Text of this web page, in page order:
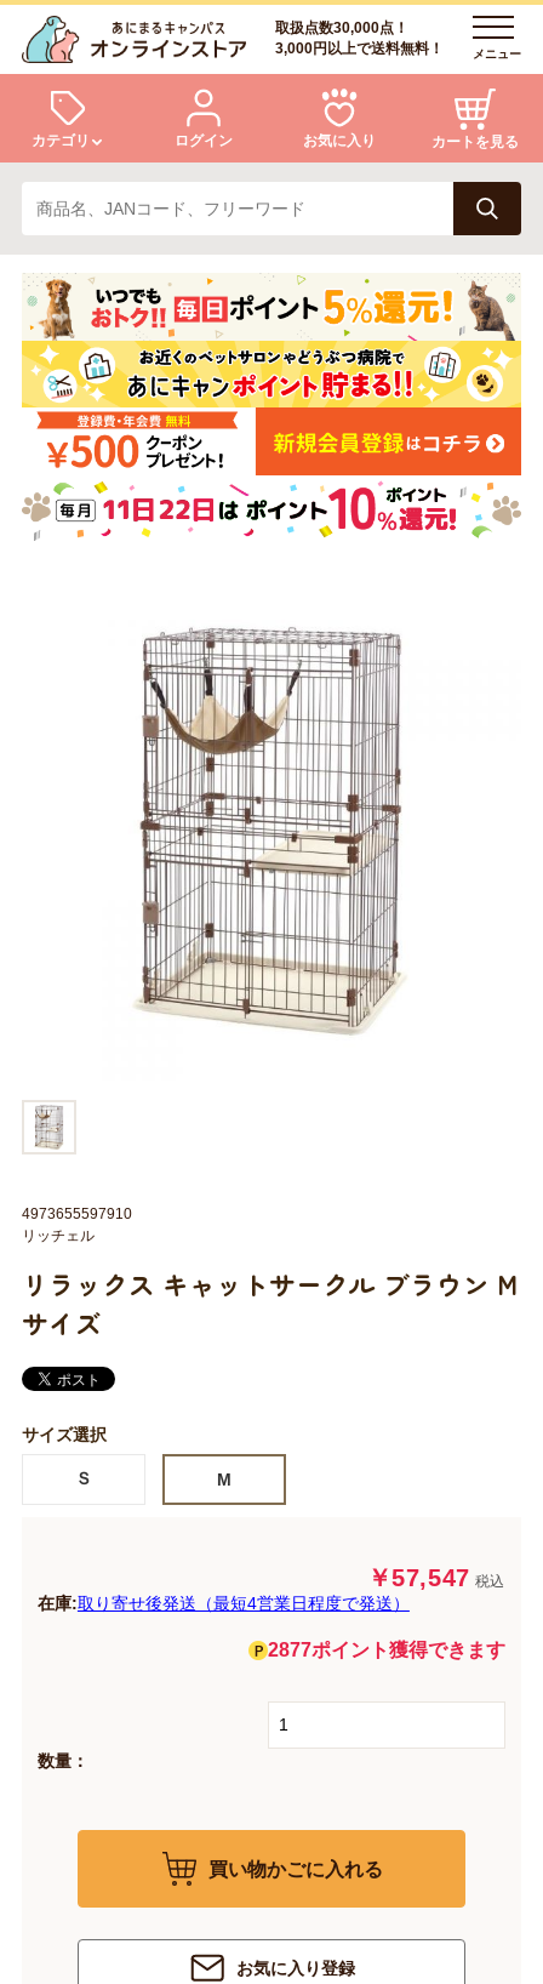
取扱点数30,000点！
3,000円以上で送料無料！
メニュー
カテゴリ
犬 猫
小動物・鳥 アクア・爬虫類・昆虫
ドッグフード キャットフード
美容・ケア用品 服・おさんぽ用品
トリマーグッズ シニアサポート
ログイン お気に入り カートを見る
ログイン
会員登録
あにまるキャンパスについて
アフターサービス
商品リクエスト
リラックス キャットサークル ブラウン M
サイズ
￥57,547 税込
在庫:取り寄せ後発送（最短4営業日程度で発送）
2877ポイント獲得できます
数量：
買い物かごに入れる
お気に入り登録
4973655597910
リッチェル
サイズ選択
Ｓ M